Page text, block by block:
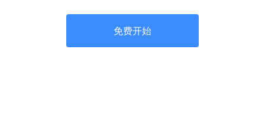
免费开始